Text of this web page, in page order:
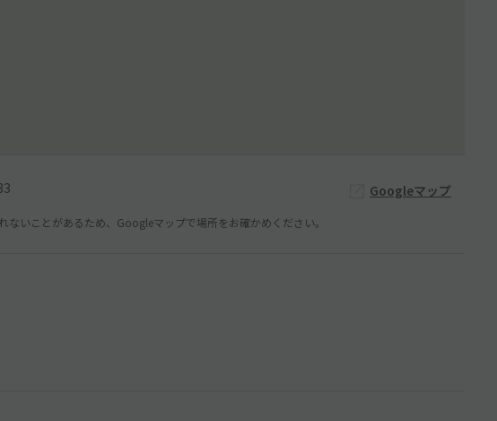
Googleマップ
いことがあるため、Googleマップで場所をお確かめください。